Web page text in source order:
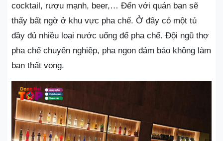
cocktail, rượu mạnh, beer,… Đến với quán bạn sẽ
thấy bất ngờ ở khu vực pha chế. Ở đây có một tủ
đầy đủ nhiều loại nước uống để pha chế. Đội ngũ thợ
pha chế chuyên nghiệp, pha ngon đảm bảo không làm
bạn thất vọng.